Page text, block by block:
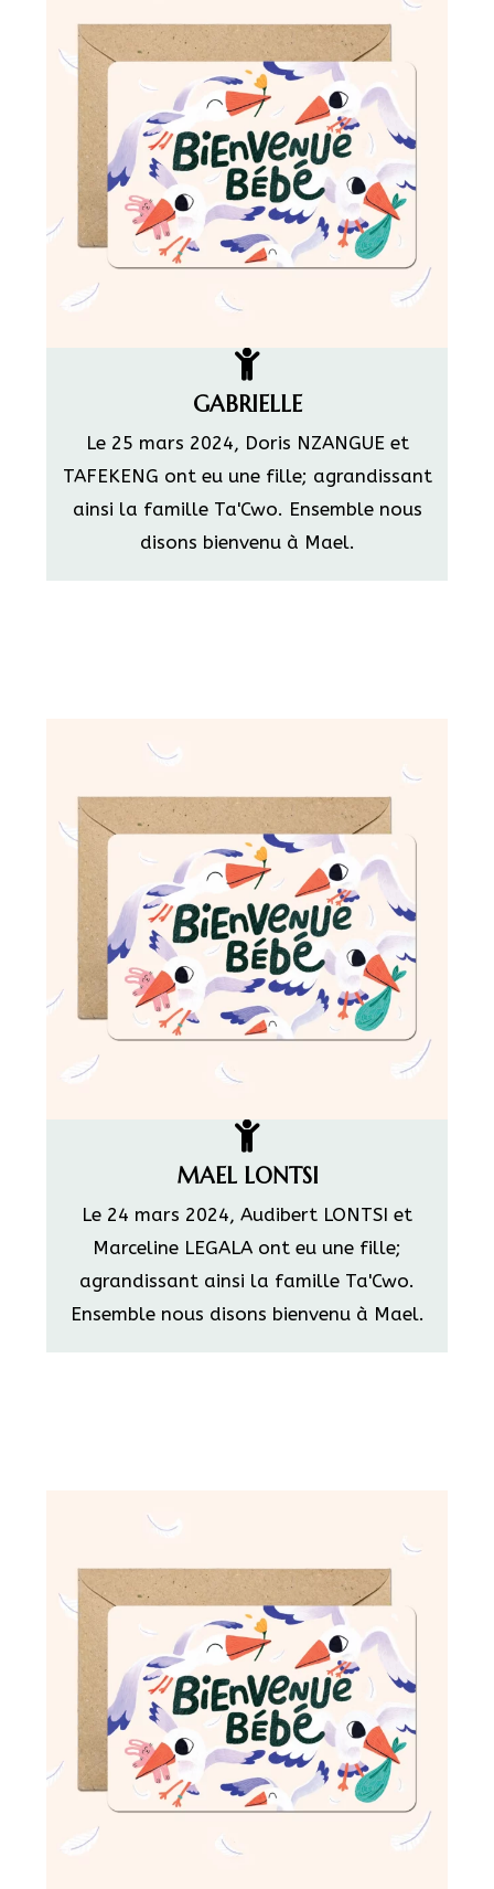
GABRIELLE
Le 25 mars 2024, Doris NZANGUE et
TAFEKENG ont eu une fille; agrandissant
ainsi la famille Ta'Cwo. Ensemble nous
disons bienvenu à Mael.
MAEL LONTSI
Le 24 mars 2024, Audibert LONTSI et
Marceline LEGALA ont eu une fille;
agrandissant ainsi la famille Ta'Cwo.
Ensemble nous disons bienvenu à Mael.